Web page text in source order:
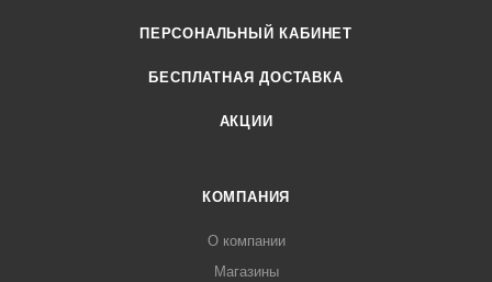
ПЕРСОНАЛЬНЫЙ КАБИНЕТ
БЕСПЛАТНАЯ ДОСТАВКА
АКЦИИ
КОМПАНИЯ
О компании
Магазины